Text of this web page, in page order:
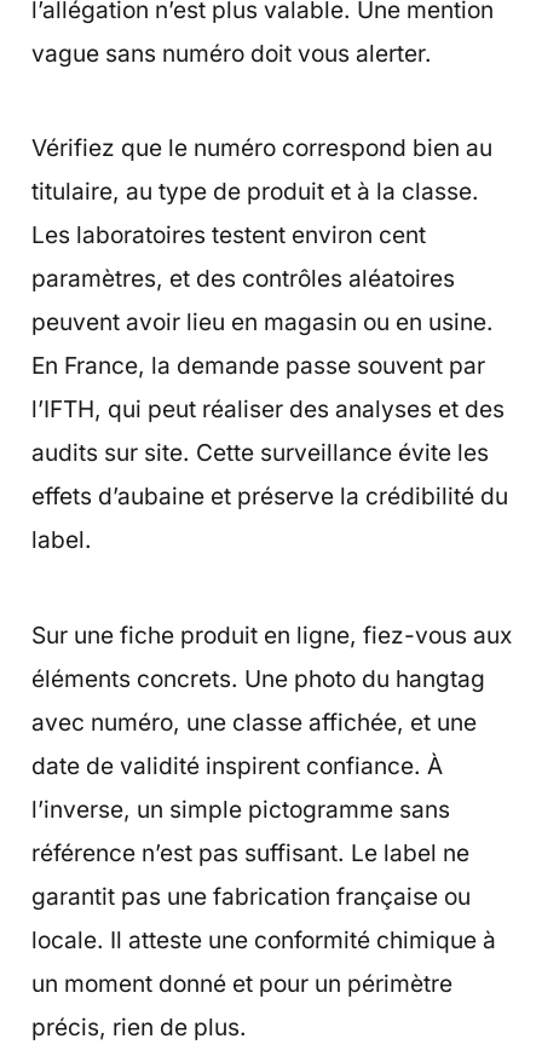
l’allégation n’est plus valable. Une mention
vague sans numéro doit vous alerter.
Vérifiez que le numéro correspond bien au
titulaire, au type de produit et à la classe.
Les laboratoires testent environ cent
paramètres, et des contrôles aléatoires
peuvent avoir lieu en magasin ou en usine.
En France, la demande passe souvent par
l’IFTH, qui peut réaliser des analyses et des
audits sur site. Cette surveillance évite les
effets d’aubaine et préserve la crédibilité du
label.
Sur une fiche produit en ligne, fiez-vous aux
éléments concrets. Une photo du hangtag
avec numéro, une classe affichée, et une
date de validité inspirent confiance. À
l’inverse, un simple pictogramme sans
référence n’est pas suffisant. Le label ne
garantit pas une fabrication française ou
locale. Il atteste une conformité chimique à
un moment donné et pour un périmètre
précis, rien de plus.